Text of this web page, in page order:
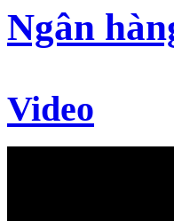
Ngân
Video